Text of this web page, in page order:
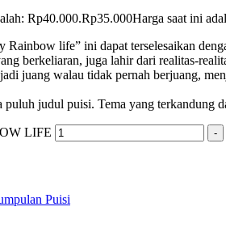
Rp40.000.Rp35.000Harga saat ini
life” ini dapat terselesaikan
berkeliaran, juga lahir dari realitas-
juang walau tidak pernah berjuang,
judul puisi. Tema yang terkandung
LIFE
-
Puisi